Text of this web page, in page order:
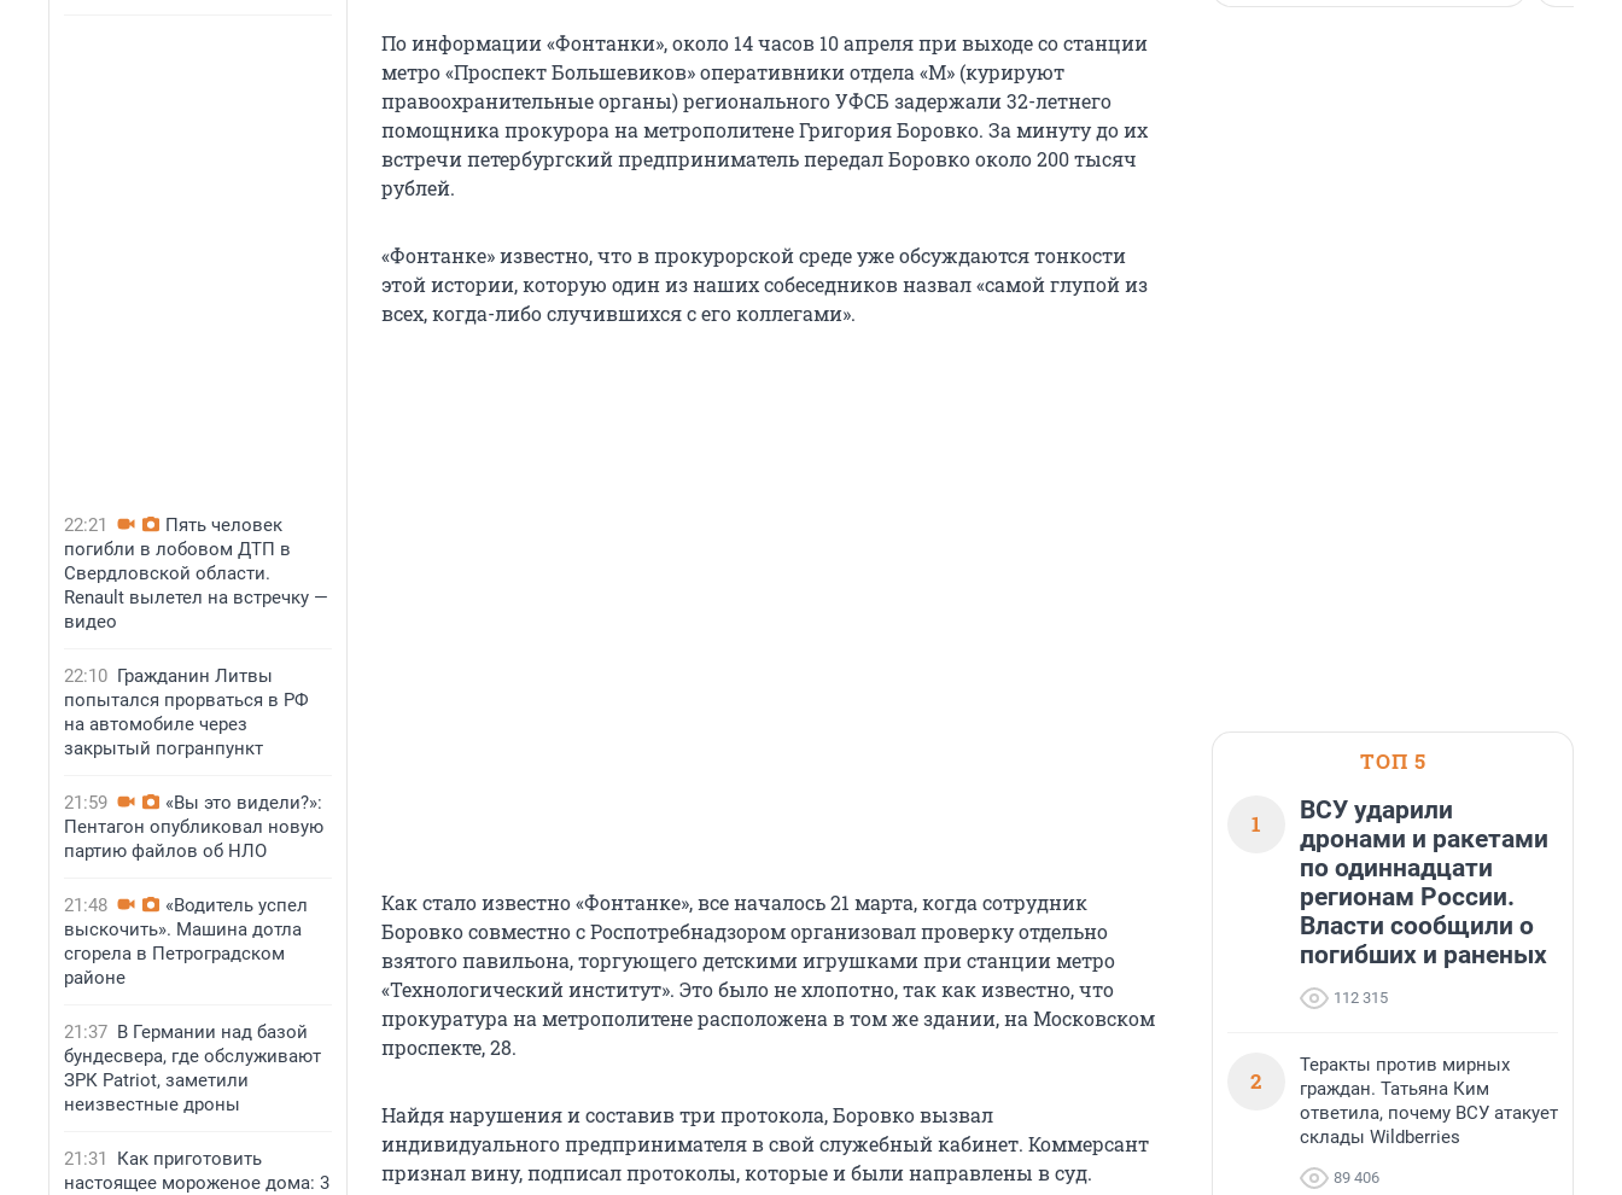
22:21
Пять человек
погибли в лобовом ДТП в
Свердловской области.
Renault вылетел на встречку —
видео
22:10 Гражданин Литвы
попытался прорваться в РФ
на автомобиле через
закрытый погранпункт
21:59
«Вы это видели?»:
Пентагон опубликовал новую
партию файлов об НЛО
21:48
«Водитель успел
выскочить». Машина дотла
сгорела в Петроградском
районе
21:37 В Германии над базой
бундесвера, где обслуживают
ЗРК Patriot, заметили
неизвестные дроны
21:31
Как приготовить
настоящее мороженое дома: 3
По информации «Фонтанки», около 14 часов 10 апреля при выходе со станции
метро «Проспект Большевиков» оперативники отдела «М» (курируют
правоохранительные органы) регионального УФСБ задержали 32-летнего
помощника прокурора на метрополитене Григория Боровко. За минуту до их
встречи петербургский предприниматель передал Боровко около 200 тысяч
рублей.
«Фонтанке» известно, что в прокурорской среде уже обсуждаются тонкости
этой истории, которую один из наших собеседников назвал «самой глупой из
всех, когда-либо случившихся с его коллегами».
Как стало известно «Фонтанке», все началось 21 марта, когда сотрудник
Боровко совместно с Роспотребнадзором организовал проверку отдельно
взятого павильона, торгующего детскими игрушками при станции метро
«Технологический институт». Это было не хлопотно, так как известно, что
прокуратура на метрополитене расположена в том же здании, на Московском
проспекте, 28.
Найдя нарушения и составив три протокола, Боровко вызвал
индивидуального предпринимателя в свой служебный кабинет. Коммерсант
признал вину, подписал протоколы, которые и были направлены в суд.
ТОП 5
1
ВСУ ударили
дронами и ракетами
по одиннадцати
регионам России.
Власти сообщили о
погибших и раненых
112 315
2
Теракты против мирных
граждан. Татьяна Ким
ответила, почему ВСУ атакует
склады Wildberries
89 406